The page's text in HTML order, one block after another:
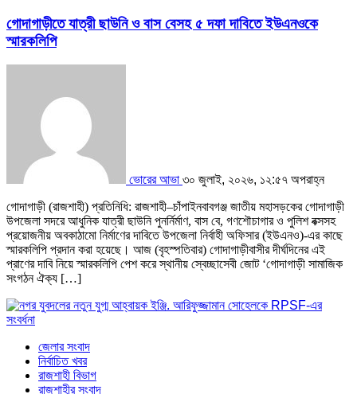
গোদাগাড়ীতে যাত্রী ছাউনি ও বাস বেসহ ৫ দফা দাবিতে ইউএনওকে
স্মারকলিপি
ভোরের আভা ৩০ জুলাই, ২০২৬, ১২:৫৭ অপরাহ্ন
গোদাগাড়ী (রাজশাহী) প্রতিনিধি: রাজশাহী–চাঁপাইনবাবগঞ্জ জাতীয় মহাসড়কের গোদাগাড়ী
উপজেলা সদরে আধুনিক যাত্রী ছাউনি পুনর্নির্মাণ, বাস বে, গণশৌচাগার ও পুলিশ বক্সসহ
প্রয়োজনীয় অবকাঠামো নির্মাণের দাবিতে উপজেলা নির্বাহী অফিসার (ইউএনও)-এর কাছে
স্মারকলিপি প্রদান করা হয়েছে। ​আজ (বৃহস্পতিবার) গোদাগাড়ীবাসীর দীর্ঘদিনের এই
প্রাণের দাবি নিয়ে স্মারকলিপি পেশ করে স্থানীয় স্বেচ্ছাসেবী জোট ‘গোদাগাড়ী সামাজিক
সংগঠন ঐক্য […]
জেলার সংবাদ
নির্বাচিত খবর
রাজশাহী বিভাগ
রাজশাহীর সংবাদ